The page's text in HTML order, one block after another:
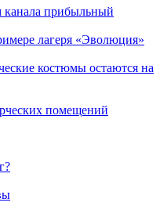
канала прибыльный
лагеря «Эволюция»
костюмы остаются на
помещений